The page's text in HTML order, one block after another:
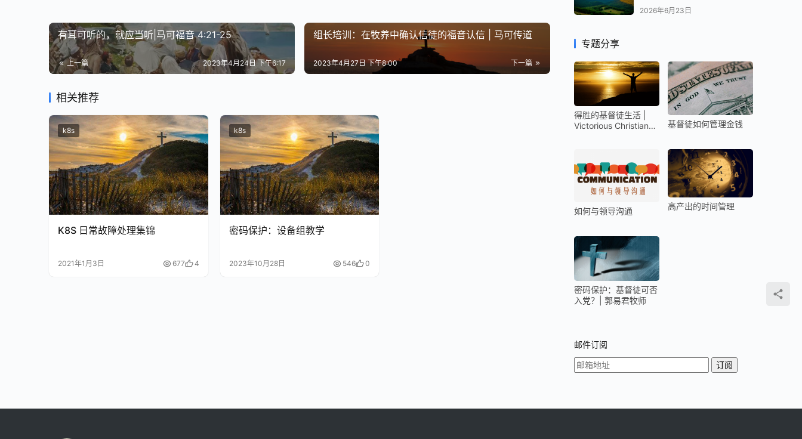
有耳可听的，就应当听|马可福音 4:21-25
上一篇 2023年4月24日 下午6:17
组长培训：在牧养中确认信徒的福音认信 | 马可传道
下一篇
2023年4月27日 下午8:00
相关推荐
k8s
K8S 日常故障处理集锦
2021年1月3日 677 4
k8s
密码保护：设备组教学
2023年10月28日 546 0
2026年6月23日
专题分享
得胜的基督徒生活 |
Victorious Christian
基督徒如何管理金钱
如何与领导沟通 高产出的时间管理
密码保护：基督徒可否
入党？| 郭易君牧师
邮件订阅